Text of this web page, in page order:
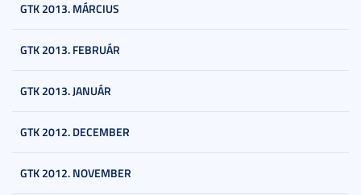
GTK 2013. MÁRCIUS
GTK 2013. FEBRUÁR
GTK 2013. JANUÁR
GTK 2012. DECEMBER
GTK 2012. NOVEMBER